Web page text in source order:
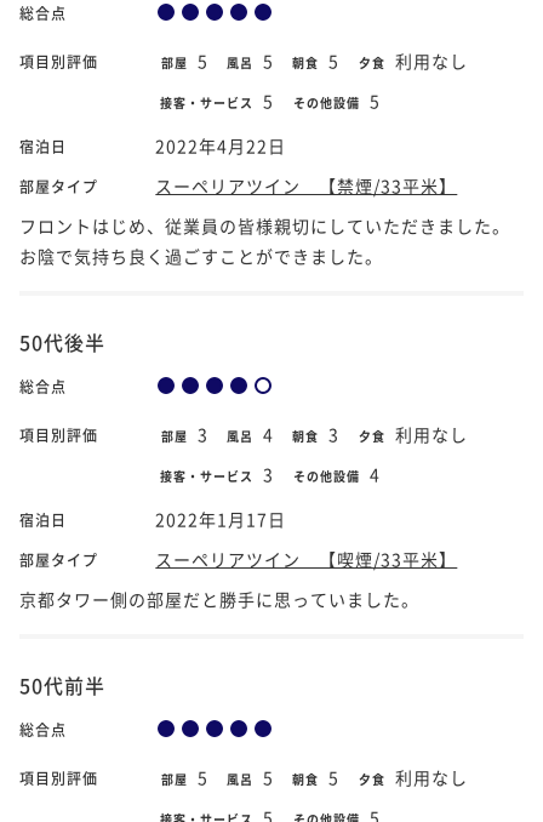
総合点
項目別評価 部屋 5 風呂 5 朝食 5 夕食 利用なし
接客・サービス 5 その他設備 5
宿泊日 2022年4月22日
部屋タイプ
スーペリアツイン 【禁煙/33平米】
フロントはじめ、従業員の皆様親切にしていただきました。
お陰で気持ち良く過ごすことができました。
50代後半
総合点
項目別評価 部屋 3 風呂 4 朝食 3 夕食 利用なし
接客・サービス 3 その他設備 4
宿泊日 2022年1月17日
部屋タイプ
スーペリアツイン 【喫煙/33平米】
京都タワー側の部屋だと勝手に思っていました。
50代前半
総合点
項目別評価 部屋 5 風呂 5 朝食 5 夕食 利用なし
接客・サービス 5 その他設備 5